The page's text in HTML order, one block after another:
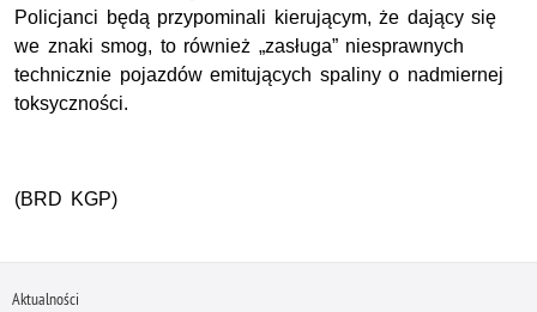
Policjanci będą przypominali kierującym, że dający się
we znaki smog, to również „zasługa” niesprawnych
technicznie pojazdów emitujących spaliny o nadmiernej
toksyczności.
(BRD KGP)
Aktualności